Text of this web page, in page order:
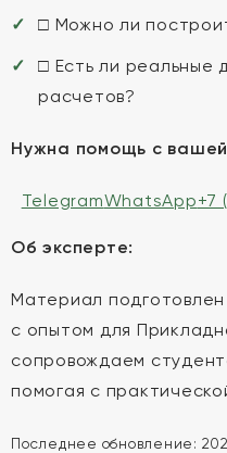
□ Можно ли
□ Есть ли реальные
расчетов?
Нужна помощь с
TelegramWhatsApp+7
Об эксперте:
Материал
с опытом для
сопровождаем
помогая с
Последнее обновление: